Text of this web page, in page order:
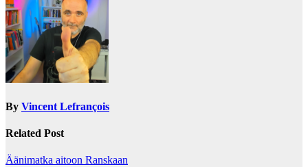
By Vincent Lefrançois
Related Post
Äänimatka aitoon Ranskaan